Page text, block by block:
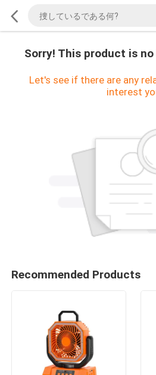
Sorry! This product is
Let's see if there are any
interest
Recommended Products